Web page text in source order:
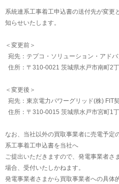
系統連系工事着工申込書の送付先が変更
知らせいたします。
＜変更前＞
宛先：テプコ・ソリューション・アド
住所：〒310-0021 茨城県水戸市南町2
＜変更後＞
宛先：東京電力パワーグリッド(株) FIT
住所：〒310-0015 茨城県水戸市宮町1
なお、当社以外の買取事業者に売電予定
系工事着工申込書を当社へ
ご提出いただきますので、発電事業者さ
場合、受付いたしかねます。
発電事業者さまから買取事業者への具体